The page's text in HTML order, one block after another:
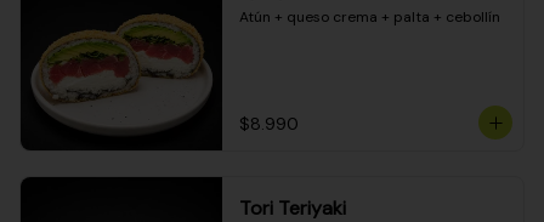
Atún + queso crema + palta + cebollín
$8.990
Tori Teriyaki